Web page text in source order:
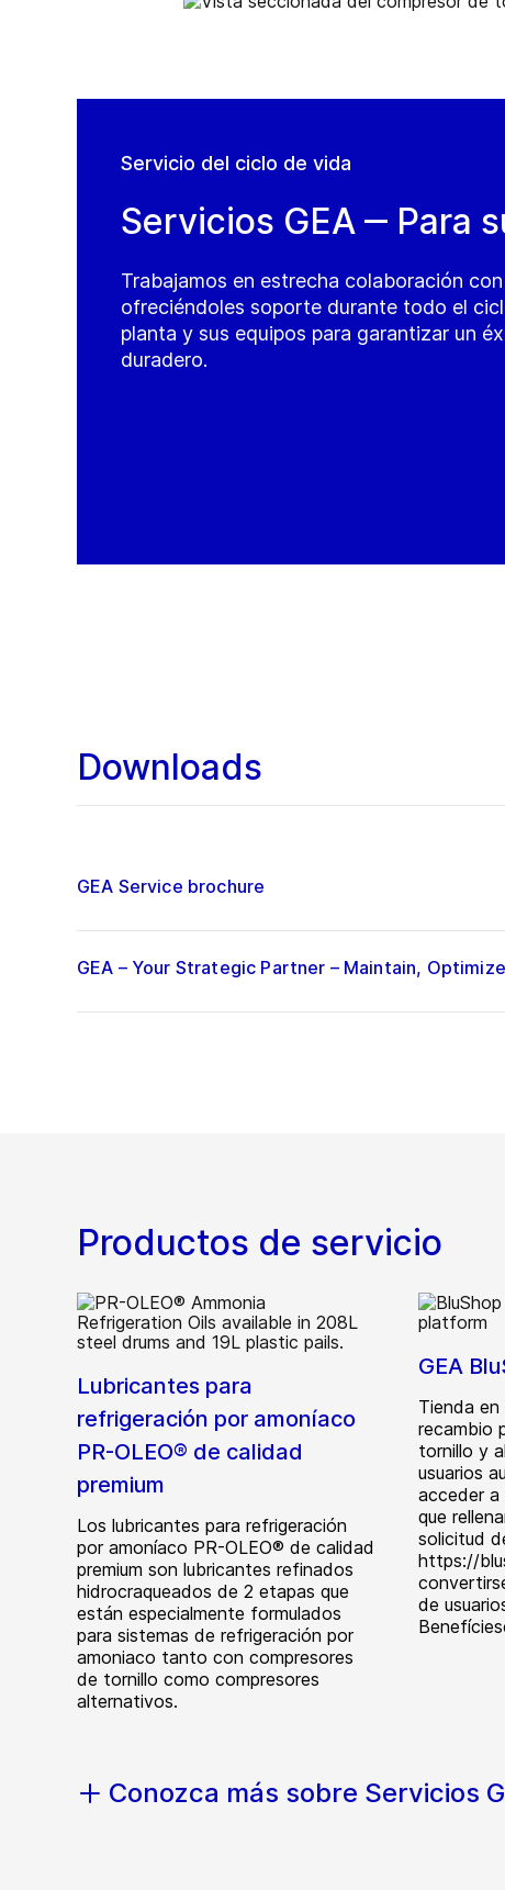
Servicio del ciclo de vida
Servicios GEA ‒ Para
Trabajamos en estrecha colaboración
ofreciéndoles soporte durante todo el
planta y sus equipos para garantizar un
duradero.
Downloads
GEA Service brochure
GEA – Your Strategic Partner – Maintain,
Productos de servicio
Lubricantes para
refrigeración por amoníaco
PR-OLEO® de calidad
premium
Los lubricantes para refrigeración
por amoníaco PR-OLEO® de calidad
premium son lubricantes refinados
hidrocraqueados de 2 etapas que
están especialmente formulados
para sistemas de refrigeración por
amoniaco tanto con compresores
de tornillo como compresores
alternativos.
GEA
Tienda en
recambio
tornillo y
usuarios
acceder
que
solicitud
https://
de
Conozca más sobre Servicios